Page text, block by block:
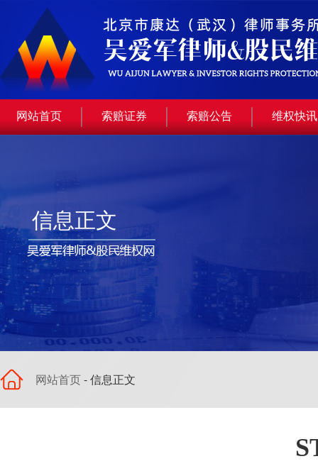
网站首页 索赔证券 索赔公告 维权快讯
信息正文
网站首页- 信息正文